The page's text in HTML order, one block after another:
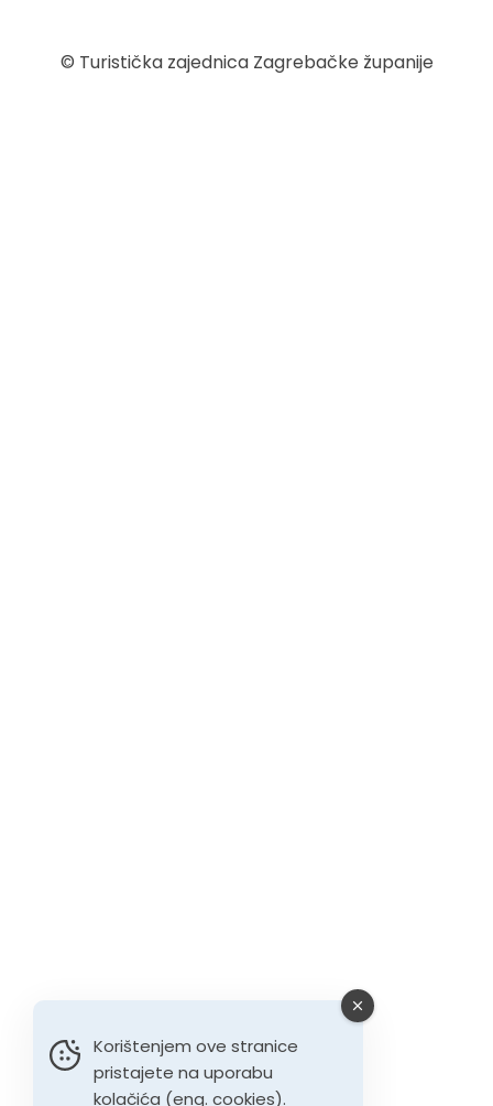
© Turistička zajednica Zagrebačke županije
Korištenjem ove stranice
pristajete na uporabu
kolačića (eng. cookies).